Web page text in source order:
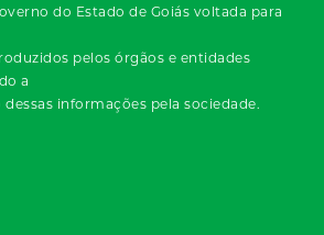
do Estado de Goiás voltada para
pelos órgãos e entidades
a
informações pela sociedade.